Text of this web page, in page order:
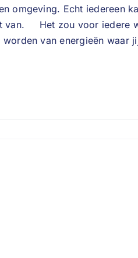
omgeving. Echt iedereen
van. Het zou voor iedere
van energieën